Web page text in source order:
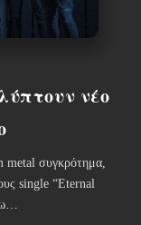
νέο
metal συγκρότημα,
single “Eternal